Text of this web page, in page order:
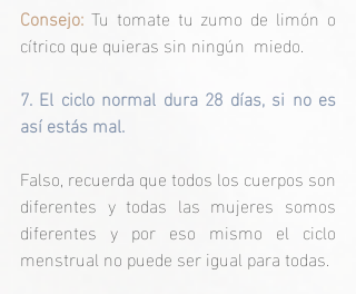
Consejo: Tu tomate tu zumo de limón o
cítrico que quieras sin ningún  miedo.
7. El ciclo normal dura 28 días, si no es
así estás mal.
Falso, recuerda que todos los cuerpos son
diferentes y todas las mujeres somos
diferentes y por eso mismo el ciclo
menstrual no puede ser igual para todas.